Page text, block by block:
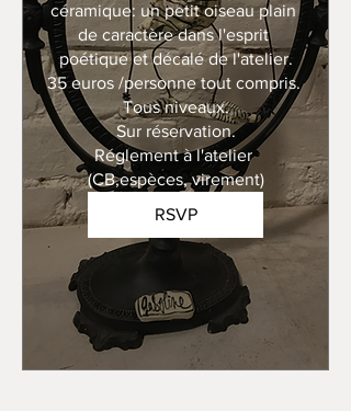
céramique: un petit oiseau plain
de caractère dans l'esprit
poétique et décalé de l'atelier.
35 euros /personne tout compris.
Tous niveaux.
Sur réservation.
Réglement à l'atelier
(CB,espèces, virement)
RSVP